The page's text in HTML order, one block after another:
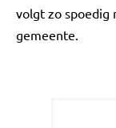
volgt zo spoedig
gemeente.